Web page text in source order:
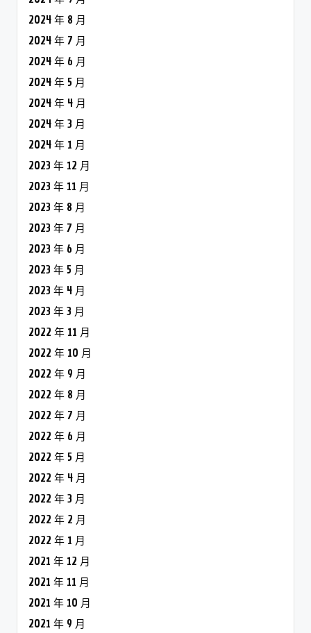
2024 年 8 月
2024 年 7 月
2024 年 6 月
2024 年 5 月
2024 年 4 月
2024 年 3 月
2024 年 1 月
2023 年 12 月
2023 年 11 月
2023 年 8 月
2023 年 7 月
2023 年 6 月
2023 年 5 月
2023 年 4 月
2023 年 3 月
2022 年 11 月
2022 年 10 月
2022 年 9 月
2022 年 8 月
2022 年 7 月
2022 年 6 月
2022 年 5 月
2022 年 4 月
2022 年 3 月
2022 年 2 月
2022 年 1 月
2021 年 12 月
2021 年 11 月
2021 年 10 月
2021 年 9 月